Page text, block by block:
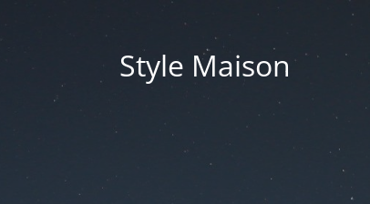
Style Maison